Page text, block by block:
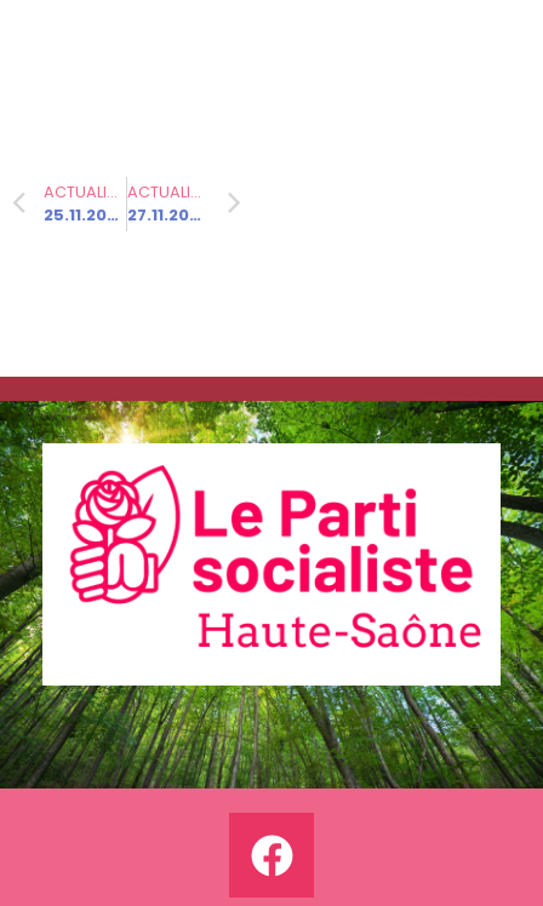
ACTUALITÉ PRÉCÉDENTE
25.11.2024 – Journée internationale de lutte contre les violences faites aux femmes
ACTUALITÉ SUIVANTE
27.11.2024 – Rencontre de Boris Vallaud et Patrick Kanner avec le 1er ministre
Communiqués
de presse
Fédération
22.10.2025 –
Non-censure
: courage et
responsabilit
é au service
des Français